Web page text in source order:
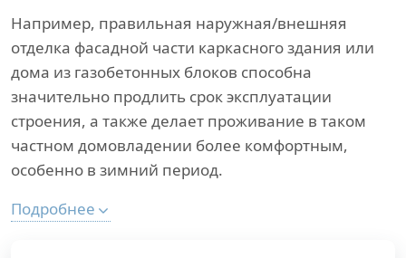
Например, правильная наружная/внешняя
отделка фасадной части каркасного здания или
дома из газобетонных блоков способна
значительно продлить срок эксплуатации
строения, а также делает проживание в таком
частном домовладении более комфортным,
особенно в зимний период.
Подробнее